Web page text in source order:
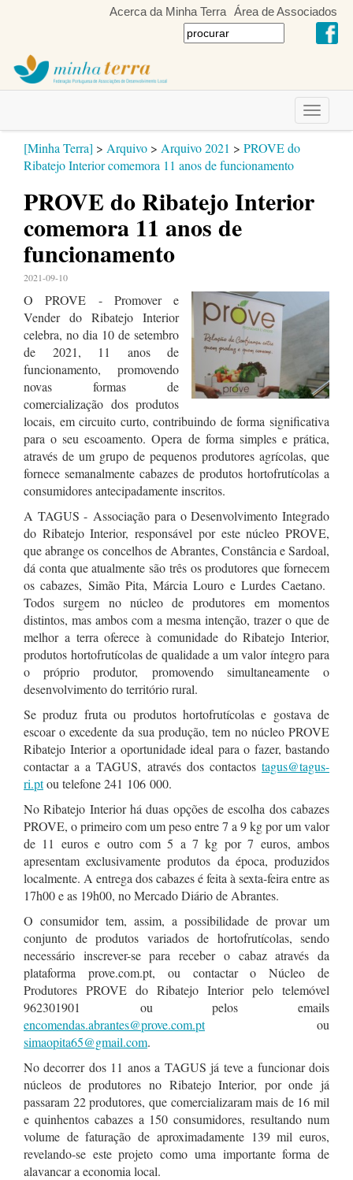
Acerca da Minha Terra Área de Associados
Toggle
[Minha Terra] > Arquivo > Arquivo 2021 > PROVE do
Ribatejo Interior comemora 11 anos de funcionamento
PROVE do Ribatejo Interior
comemora 11 anos de
funcionamento
2021-09-10
O PROVE - Promover e
Vender do Ribatejo Interior
celebra, no dia 10 de setembro
de 2021, 11 anos de
funcionamento, promovendo
novas formas de
comercialização dos produtos
locais, em circuito curto, contribuindo de forma significativa
para o seu escoamento. Opera de forma simples e prática,
através de um grupo de pequenos produtores agrícolas, que
fornece semanalmente cabazes de produtos hortofrutícolas a
consumidores antecipadamente inscritos.
A TAGUS - Associação para o Desenvolvimento Integrado
do Ribatejo Interior, responsável por este núcleo PROVE,
que abrange os concelhos de Abrantes, Constância e Sardoal,
dá conta que atualmente são três os produtores que fornecem
os cabazes, Simão Pita, Márcia Louro e Lurdes Caetano.
Todos surgem no núcleo de produtores em momentos
distintos, mas ambos com a mesma intenção, trazer o que de
melhor a terra oferece à comunidade do Ribatejo Interior,
produtos hortofrutícolas de qualidade a um valor íntegro para
o próprio produtor, promovendo simultaneamente o
desenvolvimento do território rural.
Se produz fruta ou produtos hortofrutícolas e gostava de
escoar o excedente da sua produção, tem no núcleo PROVE
Ribatejo Interior a oportunidade ideal para o fazer, bastando
contactar a a TAGUS, através dos contactos tagus@tagus-
ri.ptou telefone 241 106 000.
No Ribatejo Interior há duas opções de escolha dos cabazes
PROVE, o primeiro com um peso entre 7 a 9 kg por um valor
de 11 euros e outro com 5 a 7 kg por 7 euros, ambos
apresentam exclusivamente produtos da época, produzidos
localmente. A entrega dos cabazes é feita à sexta-feira entre as
17h00 e as 19h00, no Mercado Diário de Abrantes.
O consumidor tem, assim, a possibilidade de provar um
conjunto de produtos variados de hortofrutícolas, sendo
necessário inscrever-se para receber o cabaz através da
plataforma prove.com.pt, ou contactar o Núcleo de
Produtores PROVE do Ribatejo Interior pelo telemóvel
962301901 ou pelos emails
encomendas.abrantes@prove.com.ptou
simaopita65@gmail.com.
No decorrer dos 11 anos a TAGUS já teve a funcionar dois
núcleos de produtores no Ribatejo Interior, por onde já
passaram 22 produtores, que comercializaram mais de 16 mil
e quinhentos cabazes a 150 consumidores, resultando num
volume de faturação de aproximadamente 139 mil euros,
revelando-se este projeto como uma importante forma de
alavancar a economia local.